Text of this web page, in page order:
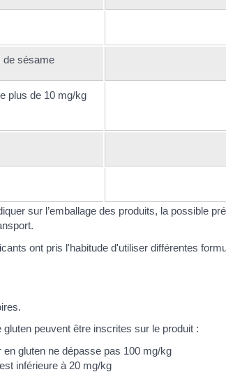
de sésame
plus de 10 mg/kg
sur l’emballage des produits, la possible
ont pris l'habitude d'utiliser différentes
peuvent être inscrites sur le produit :
gluten ne dépasse pas 100 mg/kg
inférieure à 20 mg/kg